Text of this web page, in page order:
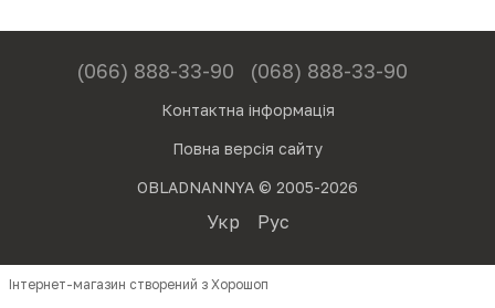
(066) 888-33-90 (068) 888-33-90
Контактна інформація
Повна версія сайту
OBLADNANNYA © 2005-2026
Укр Рус
Інтернет-магазин створений з Хорошоп